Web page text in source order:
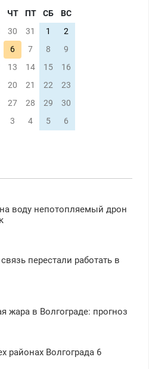
ЧТ ПТ СБ
ВС
30 31 1
2
6 7 8
9
13 14 15
16
20 21 22
23
27 28 29
30
3 4 5 6
воду непотопляемый дрон
перестали работать в
жара в Волгограде: прогноз
районах Волгограда 6